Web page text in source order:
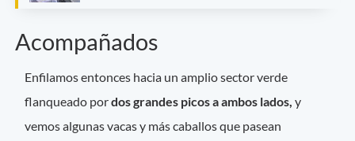
Acompañados
Enfilamos entonces hacia un amplio sector verde
flanqueado pordos grandes picos a ambos lados, y
vemos algunas vacas y más caballos que pasean